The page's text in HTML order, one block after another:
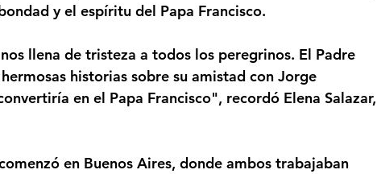
y el espíritu del Papa Francisco.
llena de tristeza a todos los peregrinos. El Padre
historias sobre su amistad con Jorge
en el Papa Francisco", recordó Elena Salazar,
en Buenos Aires, donde ambos trabajaban